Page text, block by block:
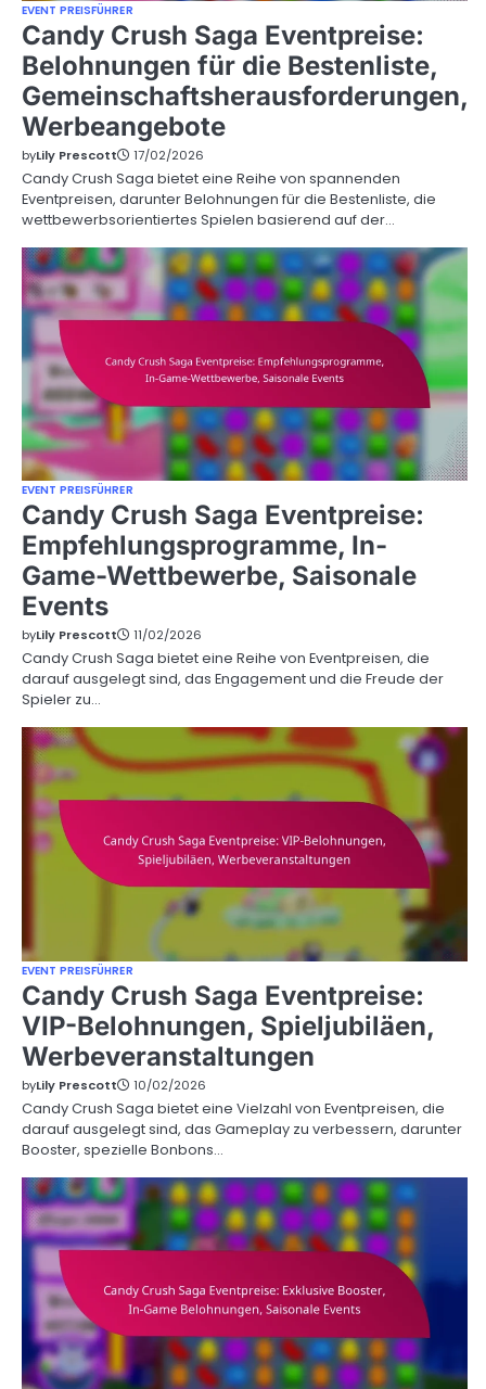
EVENT PREISFÜHRER
Candy Crush Saga Eventpreise:
Belohnungen für die Bestenliste,
Gemeinschaftsherausforderungen,
Werbeangebote
byLily Prescott 17/02/2026
Candy Crush Saga bietet eine Reihe von spannenden
Eventpreisen, darunter Belohnungen für die Bestenliste, die
wettbewerbsorientiertes Spielen basierend auf der…
EVENT PREISFÜHRER
Candy Crush Saga Eventpreise:
Empfehlungsprogramme, In-
Game-Wettbewerbe, Saisonale
Events
byLily Prescott 11/02/2026
Candy Crush Saga bietet eine Reihe von Eventpreisen, die
darauf ausgelegt sind, das Engagement und die Freude der
Spieler zu…
EVENT PREISFÜHRER
Candy Crush Saga Eventpreise:
VIP-Belohnungen, Spieljubiläen,
Werbeveranstaltungen
byLily Prescott 10/02/2026
Candy Crush Saga bietet eine Vielzahl von Eventpreisen, die
darauf ausgelegt sind, das Gameplay zu verbessern, darunter
Booster, spezielle Bonbons…